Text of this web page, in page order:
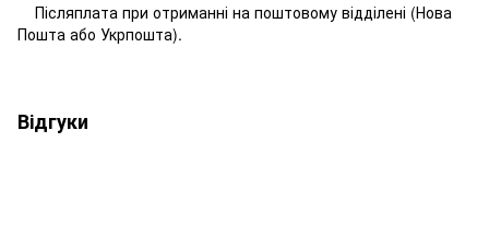
Післяплата при отриманні на поштовому відділені (Нова
Пошта або Укрпошта).
Відгуки